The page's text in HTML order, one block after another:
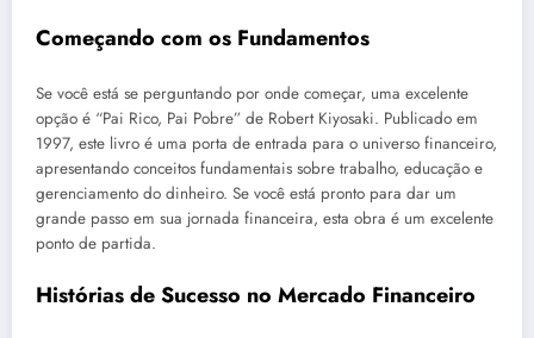
Começando com os Fundamentos
Se você está se perguntando por onde começar, uma excelente
opção é “Pai Rico, Pai Pobre” de Robert Kiyosaki. Publicado em
1997, este livro é uma porta de entrada para o universo financeiro,
apresentando conceitos fundamentais sobre trabalho, educação e
gerenciamento do dinheiro. Se você está pronto para dar um
grande passo em sua jornada financeira, esta obra é um excelente
ponto de partida.
Histórias de Sucesso no Mercado Financeiro